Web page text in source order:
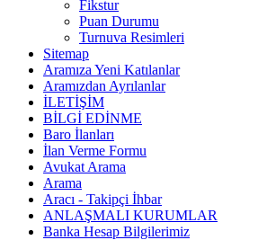
Fikstur
Puan Durumu
Turnuva Resimleri
Sitemap
Aramıza Yeni Katılanlar
Aramızdan Ayrılanlar
İLETİŞİM
BİLGİ EDİNME
Baro İlanları
İlan Verme Formu
Avukat Arama
Arama
Aracı - Takipçi İhbar
ANLAŞMALI KURUMLAR
Banka Hesap Bilgilerimiz